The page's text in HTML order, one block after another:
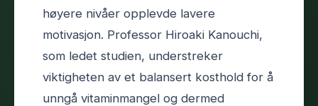
høyere nivåer opplevde lavere
motivasjon. Professor Hiroaki Kanouchi,
som ledet studien, understreker
viktigheten av et balansert kosthold for å
unngå vitaminmangel og dermed